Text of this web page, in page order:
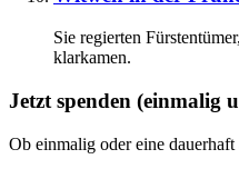
Sie regierten
klarkamen.
Jetzt spenden (einmalig
Ob einmalig oder eine